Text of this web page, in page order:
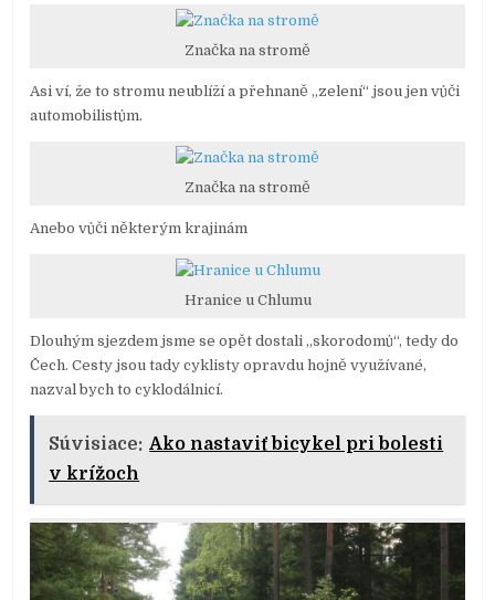
Značka na stromě
Asi ví, že to stromu neublíží a přehnaně „zelení“ jsou jen vůči
automobilistům.
Značka na stromě
Anebo vůči některým krajinám
Hranice u Chlumu
Dlouhým sjezdem jsme se opět dostali „skorodomů“, tedy do
Čech. Cesty jsou tady cyklisty opravdu hojně využívané,
nazval bych to cyklodálnicí.
Súvisiace: Ako nastaviť bicykel pri bolesti
v krížoch